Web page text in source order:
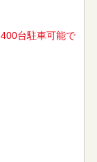
台駐車可能で